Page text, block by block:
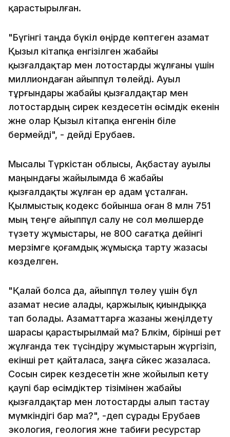
қарастырылған.
"Бүгінгі таңда бүкіл өңірде көптеген азамат
Қызыл кітапқа енгізілген жабайы
қызғалдақтар мен лотостарды жұлғаны үшін
миллиондаған айыппұл төлейді. Ауыл
тұрғындары жабайы қызғалдақтар мен
лотостардың сирек кездесетін өсімдік екенін
және олар Қызыл кітапқа енгенін біле
бермейді", - дейді Ерубаев.
Мысалы Түркістан облысы, Ақбастау ауылы
маңындағы жайылымда 6 жабайы
қызғалдақты жұлған ер адам ұсталған.
Қылмыстық кодекс бойынша оған 8 млн 751
мың теңге айыппұл салу не сол мөлшерде
түзету жұмыстары, не 800 сағатқа дейінгі
мерзімге қоғамдық жұмысқа тарту жазасы
көзделген.
"Қалай болса да, айыппұл төлеу үшін бұл
азамат несие алады, қаржылық қиындыққа
тап болады. Азаматтарға жазаны жеңілдету
шарасы қарастырылмай ма? Бәлкім, бірінші рет
жұлғанда тек түсіндіру жұмыстарын жүргізіп,
екінші рет қайталаса, заңға сәйкес жазаласа.
Сосын сирек кездесетін және жойылып кету
қаупі бар өсімдіктер тізімінен жабайы
қызғалдақтар мен лотостарды алып тастау
мүмкіндігі бар ма?", -деп сұрады Ерубаев
экология, геология және табиғи ресурстар